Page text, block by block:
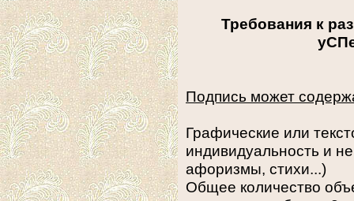
Требования к
Подпись может
Графические или
индивидуальность и
афоризмы, стихи...)
Общее количество